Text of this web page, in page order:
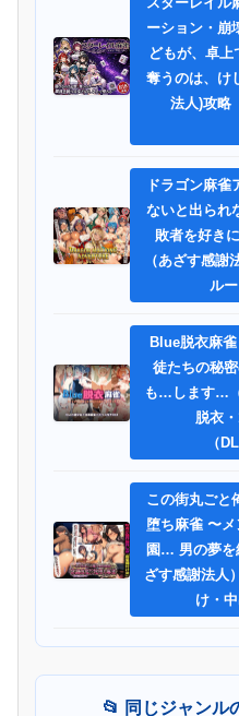
ーション・崩
どもが、卓上
奪うのは、け
法人)攻略
ドラゴン麻
ないと出られ
敗者を好き
（あざす感謝
ル
Blue脱衣麻
徒たちの秘
も…します…
脱衣
（
この街丸ごと
堕ち麻雀 〜
園… 男の夢を
ざす感謝法人
け・
📂 同じジャンル